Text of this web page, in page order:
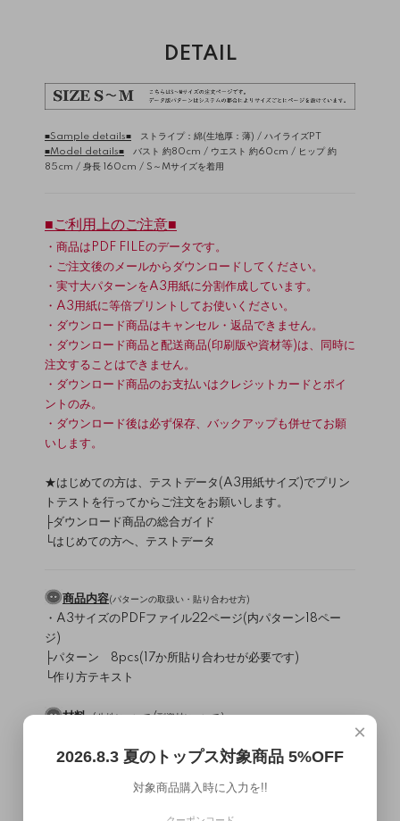
DETAIL
■Sample details■ ストライプ：綿(生地厚：薄) / ハイライズPT
■Model details■ バスト 約80cm / ウエスト 約60cm / ヒップ 約
85cm / 身長 160cm / S～Mサイズを着用
■ご利用上のご注意■
・商品はPDF FILEのデータです。
・ご注文後のメールからダウンロードしてください。
・実寸大パターンをA3用紙に分割作成しています。
・A3用紙に等倍プリントしてお使いください。
・ダウンロード商品はキャンセル・返品できません。
・ダウンロード商品と配送商品(印刷版や資材等)は、同時に
注文することはできません。
・ダウンロード商品のお支払いはクレジットカードとポイ
ントのみ。
・ダウンロード後は必ず保存、バックアップも併せてお願
いします。
★はじめての方は、テストデータ(A3用紙サイズ)でプリン
トテストを行ってからご注文をお願いします。
├ダウンロード商品の総合ガイド
└はじめての方へ、テストデータ
商品内容(パターンの取扱い・貼り合わせ方)
・A3サイズのPDFファイル22ページ(内パターン18ペー
ジ)
├パターン 8pcs(17か所貼り合わせが必要です)
└作り方テキスト
材料（生地について/副資材について）
接着芯
使用ミシン・縫製レベル （ ミシンについて
×
2026.8.3 夏のトップス対象商品 5%OFF
対象商品購入時に入力を!!